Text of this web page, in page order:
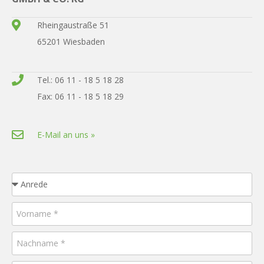
Rheingaustraße 51
65201 Wiesbaden
Tel.: 06 11 - 18 5 18 28
Fax: 06 11 - 18 5 18 29
E-Mail an uns »